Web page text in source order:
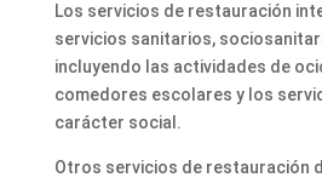
Los servicios de restauración
servicios sanitarios,
incluyendo las actividades de
comedores escolares y los
carácter social.
Otros servicios de restauración